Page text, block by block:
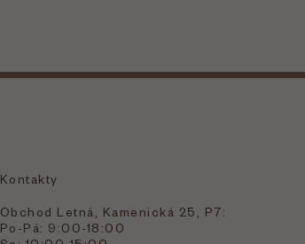
Kontakty
Obchod Letná, Kamenická 25, P7:
Po-Pá: 9:00-18:00